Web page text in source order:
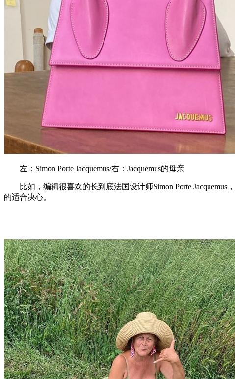
左：Simon Porte Jacquemus/右：Jacquemus的母亲
比如，编辑很喜欢的长到底法国设计师Simon Porte Jacquemus
的适合决心。